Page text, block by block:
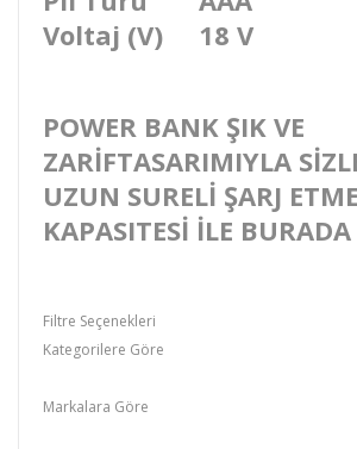
Voltaj (V)
18 V
POWER BANK ŞIK VE
ZARİFTASARIMIYLA
UZUN SURELİ ŞARJ ETME
KAPASITESİ İLE BURADA
Filtre Seçenekleri
Kategorilere Göre
Markalara Göre